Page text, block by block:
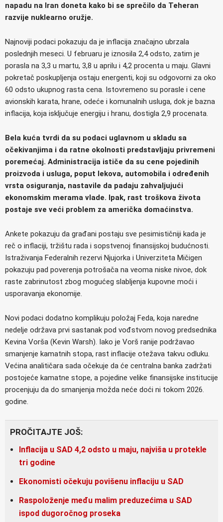
napadu na Iran doneta kako bi se sprečilo da Teheran
razvije nuklearno oružje.
Najnoviji podaci pokazuju da je inflacija značajno ubrzala
poslednjih meseci. U februaru je iznosila 2,4 odsto, zatim je
porasla na 3,3 u martu, 3,8 u aprilu i 4,2 procenta u maju. Glavni
pokretač poskupljenja ostaju energenti, koji su odgovorni za oko
60 odsto ukupnog rasta cena. Istovremeno su porasle i cene
avionskih karata, hrane, odeće i komunalnih usluga, dok je bazna
inflacija, koja isključuje energiju i hranu, dostigla 2,9 procenata.
Bela kuća tvrdi da su podaci uglavnom u skladu sa
očekivanjima i da ratne okolnosti predstavljaju privremeni
poremećaj. Administracija ističe da su cene pojedinih
proizvoda i usluga, poput lekova, automobila i određenih
vrsta osiguranja, nastavile da padaju zahvaljujući
ekonomskim merama vlade. Ipak, rast troškova života
postaje sve veći problem za američka domaćinstva.
Ankete pokazuju da građani postaju sve pesimističniji kada je
reč o inflaciji, tržištu rada i sopstvenoj finansijskoj budućnosti.
Istraživanja Federalnih rezervi Njujorka i Univerziteta Mičigen
pokazuju pad poverenja potrošača na veoma niske nivoe, dok
raste zabrinutost zbog mogućeg slabljenja kupovne moći i
usporavanja ekonomije.
Novi podaci dodatno komplikuju položaj Feda, koja naredne
nedelje održava prvi sastanak pod vođstvom novog predsednika
Kevina Vorša (Kevin Warsh). Iako je Vorš ranije podržavao
smanjenje kamatnih stopa, rast inflacije otežava takvu odluku.
Većina analitičara sada očekuje da će centralna banka zadržati
postojeće kamatne stope, a pojedine velike finansijske institucije
procenjuju da do smanjenja možda neće doći ni tokom 2026.
godine.
PROČITAJTE JOŠ:
Inflacija u SAD 4,2 odsto u maju, najviša u protekle
tri godine
Ekonomisti očekuju povišenu inflaciju u SAD
Raspoloženje među malim preduzećima u SAD
ispod dugoročnog proseka